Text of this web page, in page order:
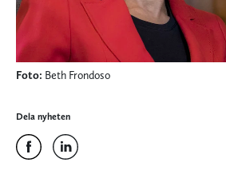
Foto: Beth Frondoso
Dela nyheten